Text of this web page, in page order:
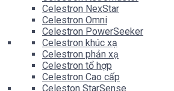
Celestron NexStar
Celestron Omni
Celestron PowerSeeker
Celestron khúc xạ
Celestron phản xạ
Celestron tổ hợp
Celestron Cao cấp
Celeston StarSense